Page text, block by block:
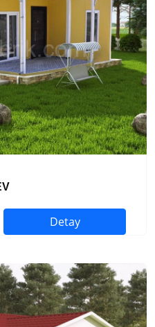
Detay